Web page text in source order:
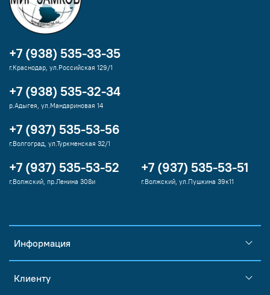
Информация
Клиенту
+7 (938) 535-33-35
г.Краснодар, ул.Российская 129/1
+7 (938) 535-32-34
р.Адыгея, ул.Мандариновая 14
+7 (937) 535-53-56
г.Волгоград, ул.Туркменская 32/1
+7 (937) 535-53-52
г.Волжский, пр.Ленина 308и
+7 (937) 535-53-51
г.Волжский, ул.Пушкина 39к11